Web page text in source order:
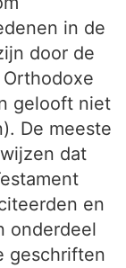
in de
door de
gelooft niet
De meeste
dat
en
onderdeel
geschriften